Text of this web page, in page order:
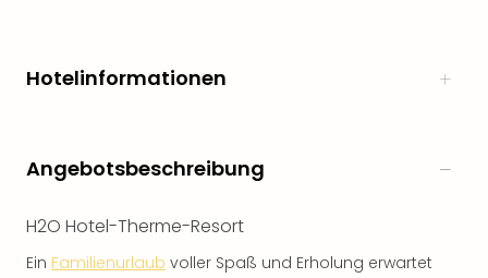
Hotelinformationen
Angebotsbeschreibung
H2O Hotel-Therme-Resort
Ein Familienurlaub voller Spaß und Erholung erwartet